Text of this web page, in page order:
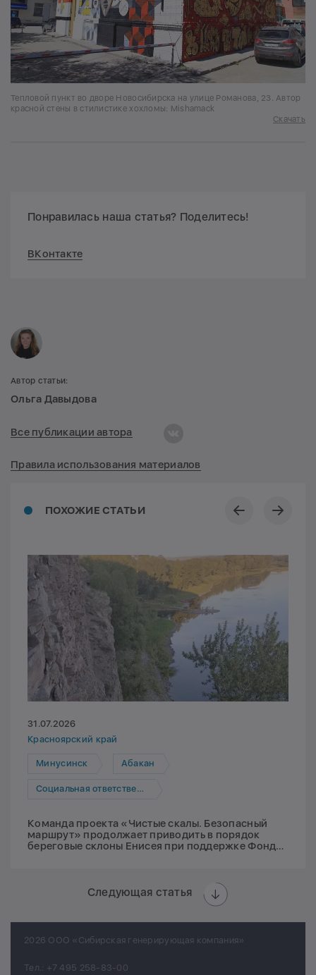
Тепловой пункт во дворе Новосибирска на улице Романова, 23. Автор
красной стены в стилистике хохломы: Mishamack
Скачать
Понравилась наша статья? Поделитесь!
ВКонтакте
ПОХОЖИЕ СТАТЬИ
31.07.2026
Красноярский край
Минусинск Абакан
Социальная ответственность
Команда проекта «Чистые скалы. Безопасный
маршрут» продолжает приводить в порядок
береговые склоны Енисея при поддержке Фонда
Следующая статья
Автор статьи:
Ольга Давыдова
Все публикации автора
Правила использования материалов
2026 ООО «Сибирская генерирующая компания»
Тел.: +7 495 258-83-00